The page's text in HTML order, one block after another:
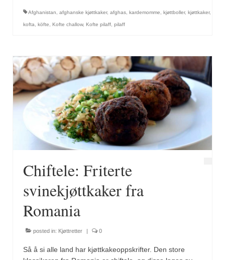
Bouquet garni
Cajunkrydder, mildt
Cajunkrydder, sterkt
Estragon
Guindillas
Herbes de Provence
Løpstikke
Afghanistan afghanske kjøttkaker, afghas kardemomme kjøttboller, kjøttkaker,
kofta köfte Kofte challow, Kofte pilaff pilaff
Chiftele: Friterte
svinekjøttkaker fra
Romania
posted in: Kjøttretter | 0
Så å si alle land har kjøttkakeoppskrifter. Den store